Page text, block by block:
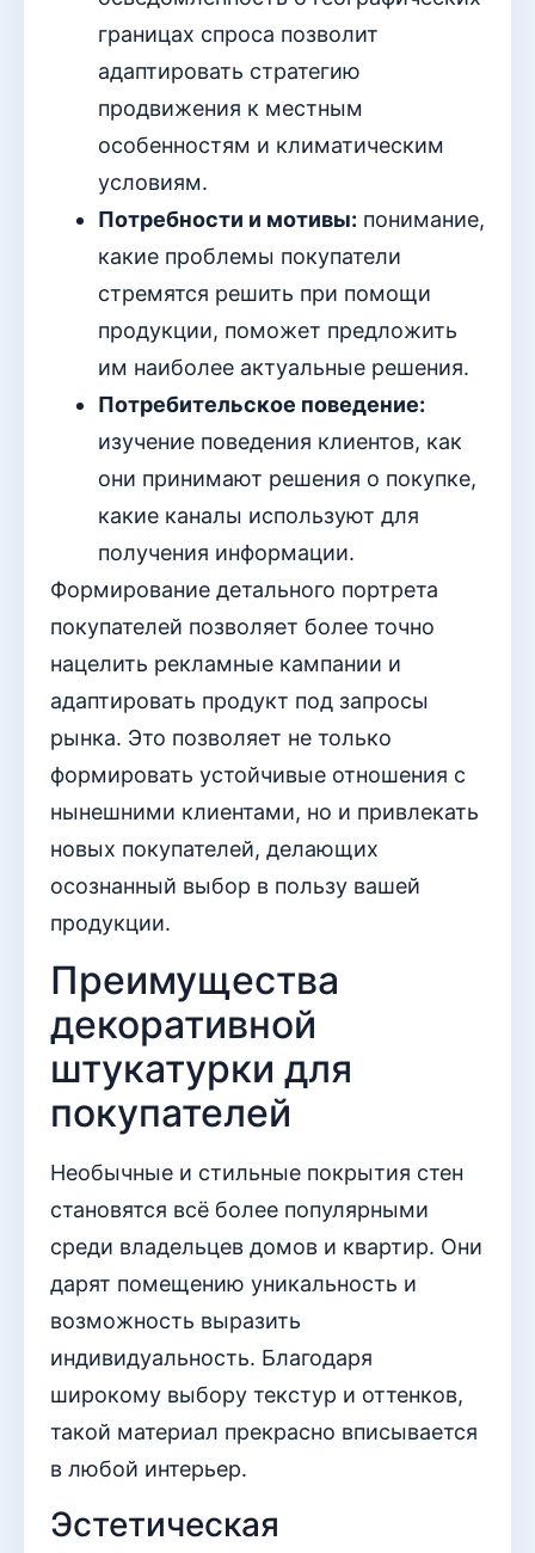
границах спроса позволит
адаптировать стратегию
продвижения к местным
особенностям и климатическим
условиям.
Потребности и мотивы: понимание,
какие проблемы покупатели
стремятся решить при помощи
продукции, поможет предложить
им наиболее актуальные решения.
Потребительское поведение:
изучение поведения клиентов, как
они принимают решения о покупке,
какие каналы используют для
получения информации.
Формирование детального портрета
покупателей позволяет более точно
нацелить рекламные кампании и
адаптировать продукт под запросы
рынка. Это позволяет не только
формировать устойчивые отношения с
нынешними клиентами, но и привлекать
новых покупателей, делающих
осознанный выбор в пользу вашей
продукции.
Преимущества
декоративной
штукатурки для
покупателей
Необычные и стильные покрытия стен
становятся всё более популярными
среди владельцев домов и квартир. Они
дарят помещению уникальность и
возможность выразить
индивидуальность. Благодаря
широкому выбору текстур и оттенков,
такой материал прекрасно вписывается
в любой интерьер.
Эстетическая